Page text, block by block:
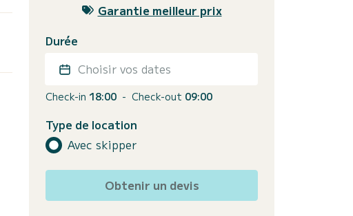
Garantie meilleur prix
Durée
Choisir vos dates
Check-in 18:00 - Check-out 09:00
Type de location
Avec skipper
Obtenir un devis